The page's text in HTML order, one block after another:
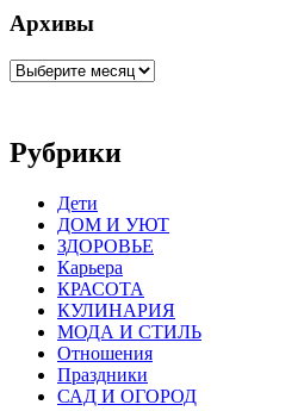
Архивы
Архивы
Рубрики
Дети
ДОМ И УЮТ
ЗДОРОВЬЕ
Карьера
КРАСОТА
КУЛИНАРИЯ
МОДА И СТИЛЬ
Отношения
Праздники
САД И ОГОРОД